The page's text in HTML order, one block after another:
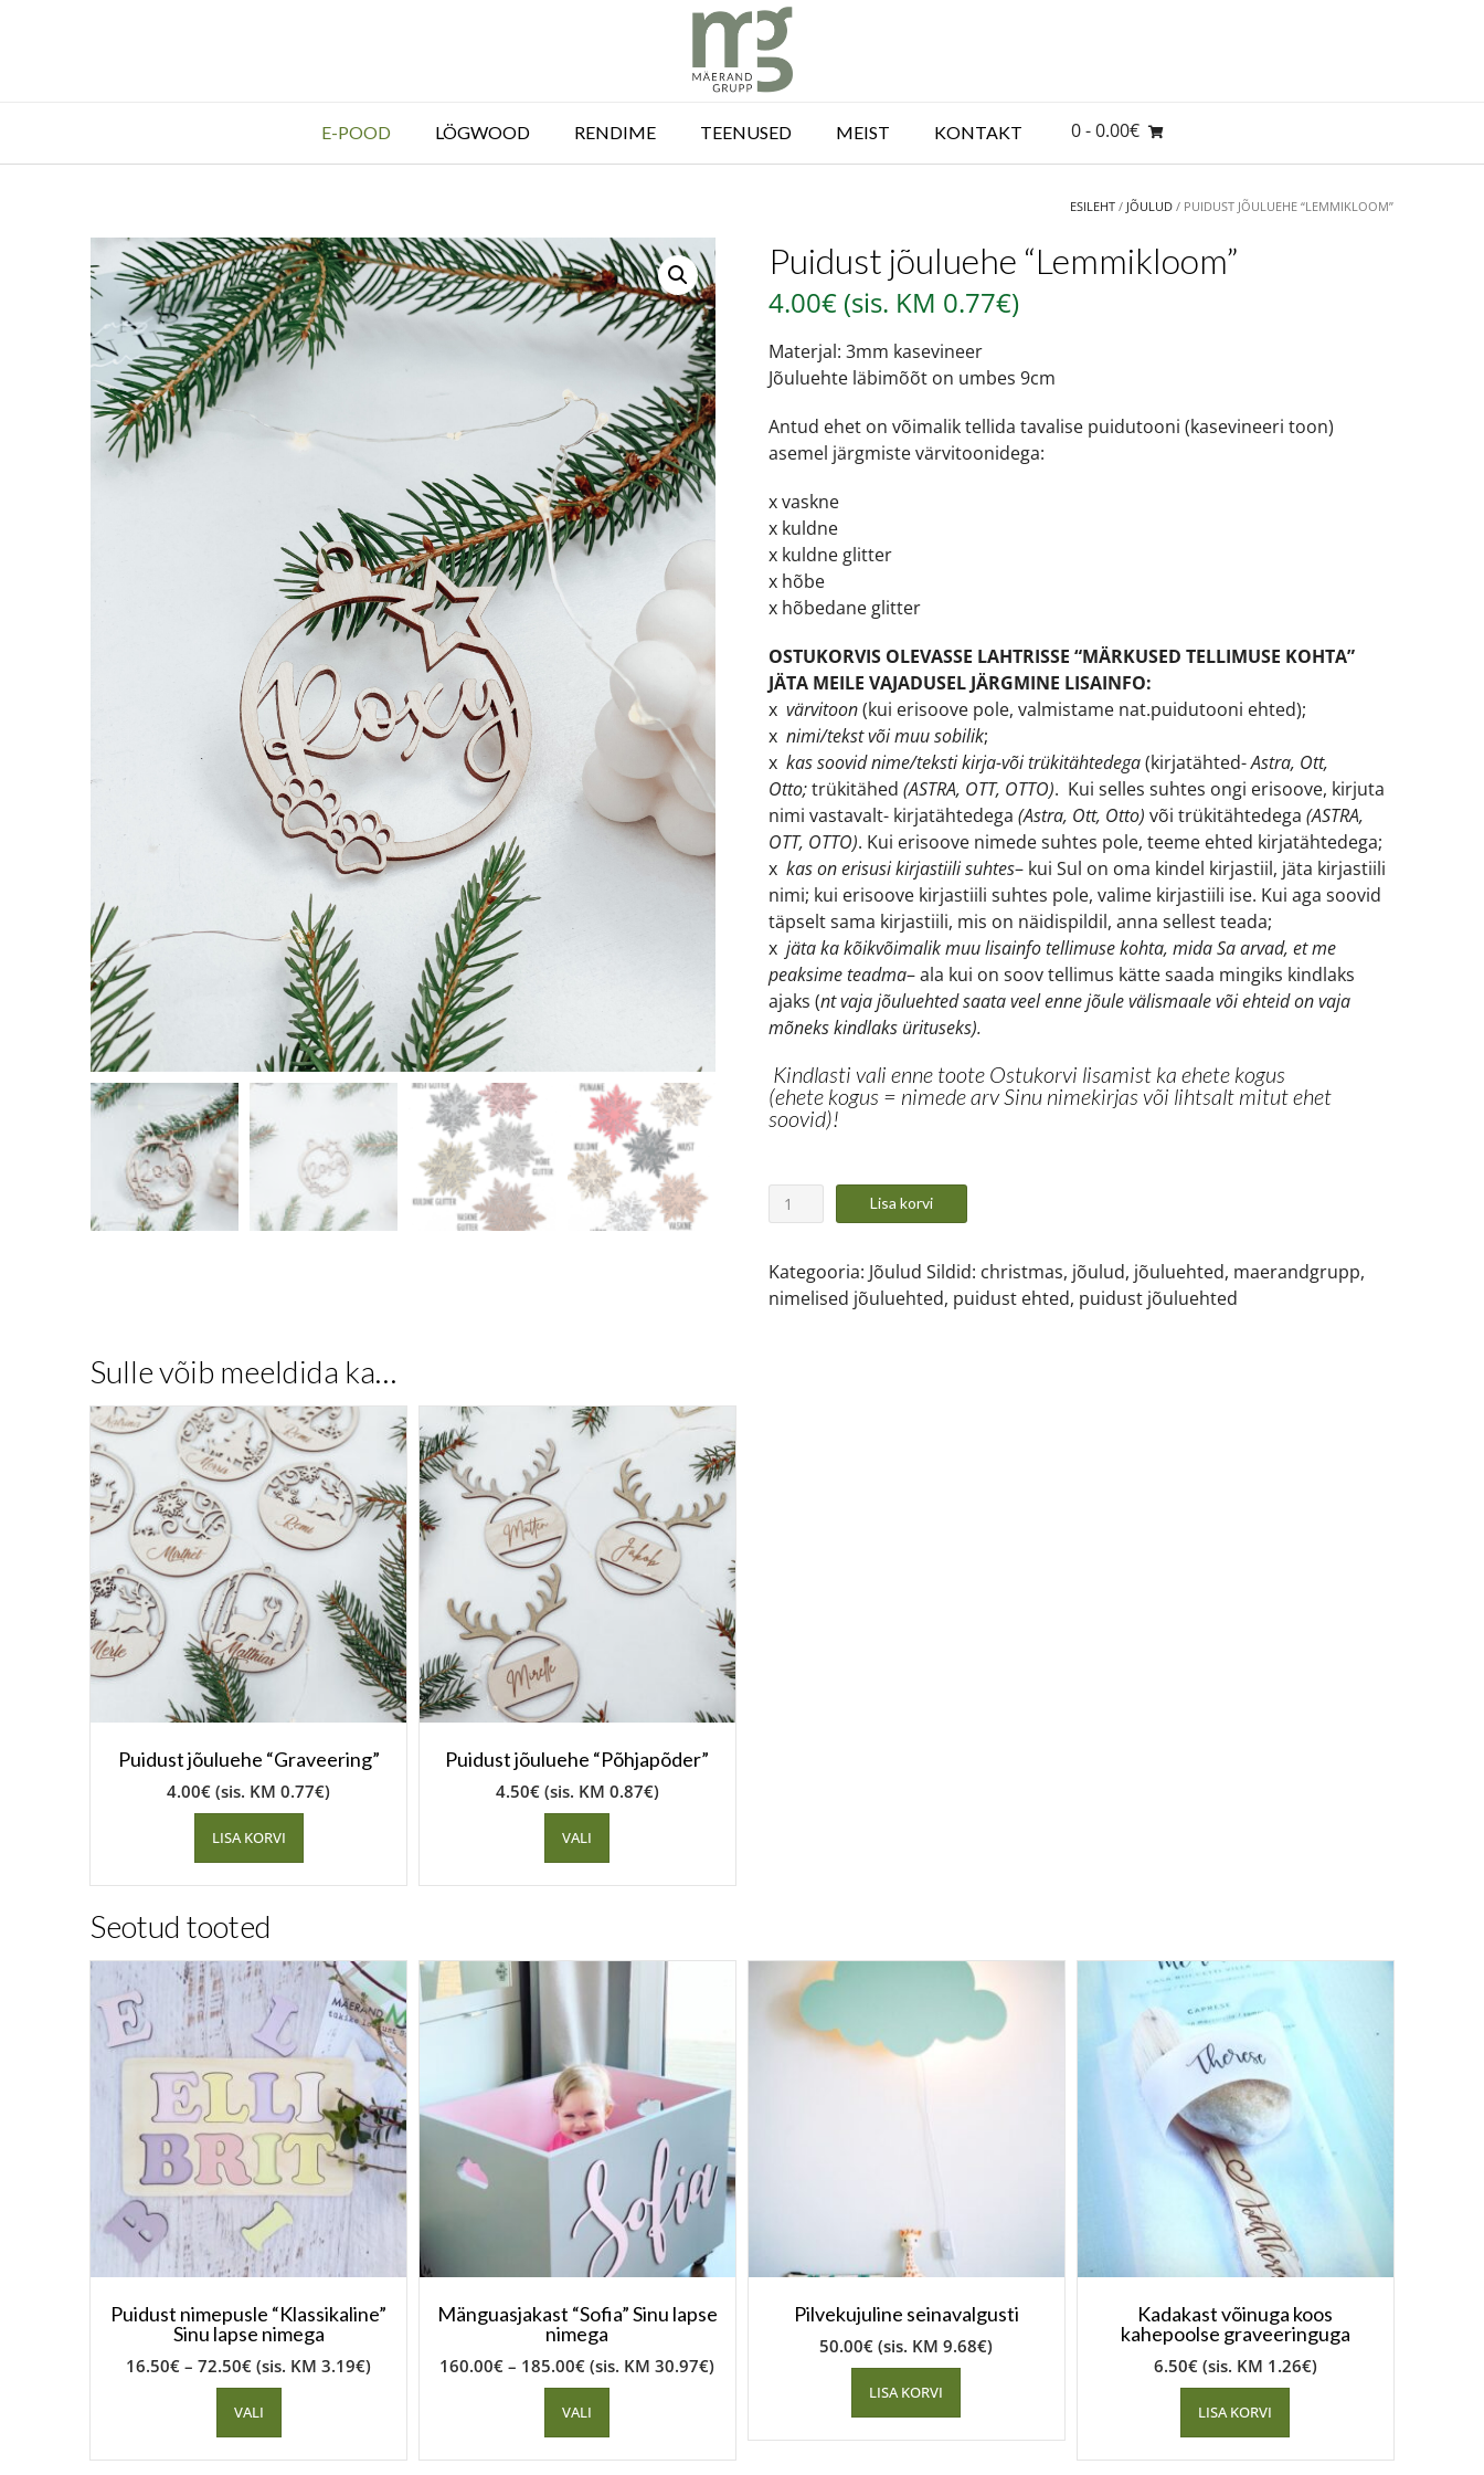
E-POOD LÖGWOOD RENDIME TEENUSED MEIST KONTAKT 0- 0.00€
ESILEHT / JÕULUD / PUIDUST JÕULUEHE “LEMMIKLOOM”
Puidust jõuluehe “Lemmikloom”
4.00€ (sis. KM 0.77€)
Materjal: 3mm kasevineer
Jõuluehte läbimõõt on umbes 9cm
Antud ehet on võimalik tellida tavalise puidutooni (kasevineeri toon)
asemel järgmiste värvitoonidega:
x vaskne
x kuldne
x kuldne glitter
x hõbe
x hõbedane glitter
OSTUKORVIS OLEVASSE LAHTRISSE “MÄRKUSED TELLIMUSE KOHTA”
JÄTA MEILE VAJADUSEL JÄRGMINE LISAINFO:
x värvitoon(kui erisoove pole, valmistame nat.puidutooni ehted);
x nimi/tekst või muu sobilik;
x kas soovid nime/teksti kirja-või trükitähtedega(kirjatähted-Astra, Ott,
Otto;trükitähed (ASTRA, OTT, OTTO). Kui selles suhtes ongi erisoove, kirjuta
nimi vastavalt- kirjatähtedega (Astra, Ott, Otto) või trükitähtedega (ASTRA,
OTT, OTTO). Kui erisoove nimede suhtes pole, teeme ehted kirjatähtedega;
x kas on erisusi kirjastiili suhtes– kui Sul on oma kindel kirjastiil, jäta kirjastiili
nimi; kui erisoove kirjastiili suhtes pole, valime kirjastiili ise. Kui aga soovid
täpselt sama kirjastiili, mis on näidispildil, anna sellest teada;
x jäta ka kõikvõimalik muu lisainfo tellimuse kohta, mida Sa arvad, et me
peaksime teadma– ala kui on soov tellimus kätte saada mingiks kindlaks
ajaks (nt vaja jõuluehted saata veel enne jõule välismaale või ehteid on vaja
mõneks kindlaks ürituseks).
Kindlasti vali enne toote Ostukorvi lisamist ka ehete kogus
(ehete kogus = nimede arv Sinu nimekirjas või lihtsalt mitut ehet
soovid)!
Lisa korvi
Kategooria: Jõulud Sildid: christmas, jõulud, jõuluehted, maerandgrupp,
nimelised jõuluehted, puidust ehted, puidust jõuluehted
Sulle võib meeldida ka…
Puidust jõuluehe “Graveering”
4.00€ (sis. KM0.77€)
LISA KORVI
Puidust jõuluehe “Põhjapõder”
4.50€ (sis. KM 0.87€)
VALI
Seotud tooted
Puidust nimepusle “Klassikaline”
Sinu lapse nimega
16.50€ – 72.50€ (sis. KM3.19€)
VALI
Mänguasjakast “Sofia” Sinu lapse
nimega
160.00€ – 185.00€ (sis. KM30.97€)
VALI
Pilvekujuline seinavalgusti
50.00€ (sis. KM9.68€)
LISA KORVI
Kadakast võinuga koos
kahepoolse graveeringuga
6.50€ (sis. KM 1.26€)
LISA KORVI